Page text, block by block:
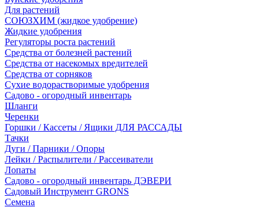
Для растений
СОЮЗХИМ (жидкое удобрение)
Жидкие удобрения
Регуляторы роста растений
Средства от болезней растений
Средства от насекомых вредителей
Средства от сорняков
Сухие водорастворимые удобрения
Садово - огородный инвентарь
Шланги
Черенки
Горшки / Кассеты / Ящики ДЛЯ РАССАДЫ
Тачки
Дуги / Парники / Опоры
Лейки / Распылители / Рассеиватели
Лопаты
Садово - огородный инвентарь ДЭВЕРИ
Садовый Инструмент GRONS
Семена